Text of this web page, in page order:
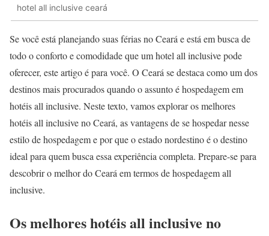
hotel all inclusive ceará
Se você está planejando suas férias no Ceará e está em busca de
todo o conforto e comodidade que um hotel all inclusive pode
oferecer, este artigo é para você. O Ceará se destaca como um dos
destinos mais procurados quando o assunto é hospedagem em
hotéis all inclusive. Neste texto, vamos explorar os melhores
hotéis all inclusive no Ceará, as vantagens de se hospedar nesse
estilo de hospedagem e por que o estado nordestino é o destino
ideal para quem busca essa experiência completa. Prepare-se para
descobrir o melhor do Ceará em termos de hospedagem all
inclusive.
Os melhores hotéis all inclusive no